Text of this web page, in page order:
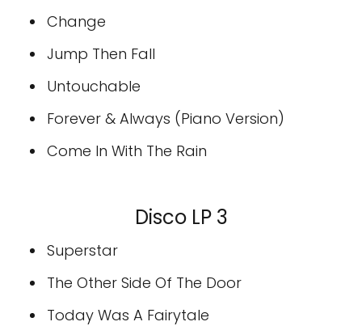
Change
Jump Then Fall
Untouchable
Forever & Always (Piano Version)
Come In With The Rain
Disco LP 3
Superstar
The Other Side Of The Door
Today Was A Fairytale